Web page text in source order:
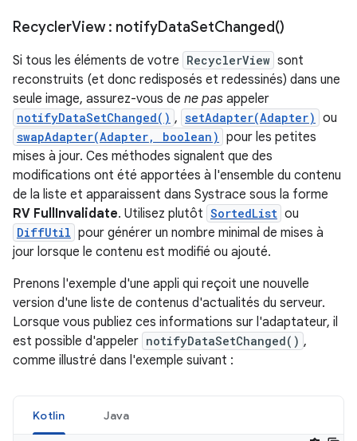
RecyclerView : notifyDataSetChanged()
Si tous les éléments de votre RecyclerView sont
reconstruits (et donc redisposés et redessinés) dans une
seule image, assurez-vous de ne pas appeler
notifyDataSetChanged() , setAdapter(Adapter) ou
swapAdapter(Adapter, boolean) pour les petites
mises à jour. Ces méthodes signalent que des
modifications ont été apportées à l'ensemble du contenu
de la liste et apparaissent dans Systrace sous la forme
RV FullInvalidate. Utilisez plutôt SortedList ou
DiffUtil pour générer un nombre minimal de mises à
jour lorsque le contenu est modifié ou ajouté.
Prenons l'exemple d'une appli qui reçoit une nouvelle
version d'une liste de contenus d'actualités du serveur.
Lorsque vous publiez ces informations sur l'adaptateur, il
est possible d'appeler notifyDataSetChanged() ,
comme illustré dans l'exemple suivant :
Kotlin Java